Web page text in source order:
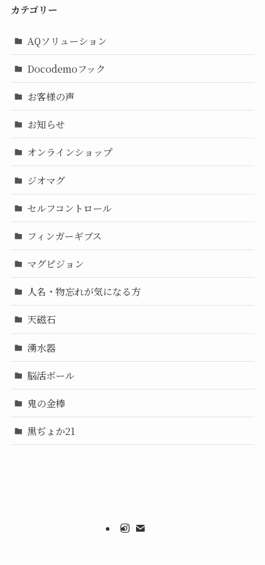
カテゴリー
AQソリューション
Docodemoフック
お客様の声
お知らせ
オンラインショップ
ジオマグ
セルフコントロール
フィンガーギブス
マグピジョン
人名・物忘れが気になる方
天磁石
湧水器
脳活ボール
鬼の金棒
黒ぢょか21